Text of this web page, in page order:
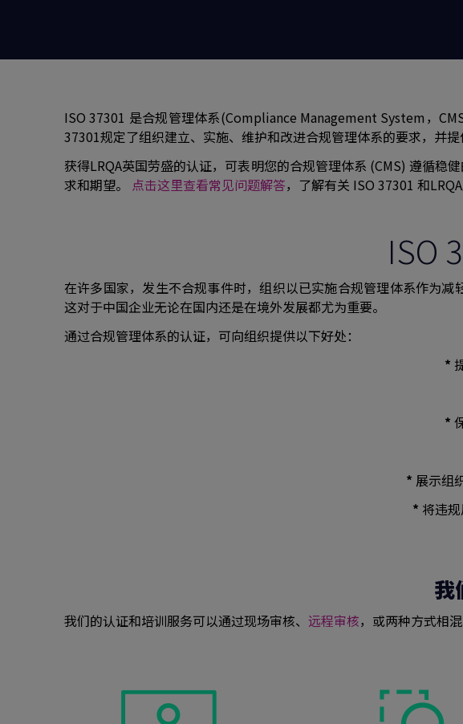
ISO 37301 是合规管理体系(Compliance Management System，
37301规定了组织建⽴、实施、维护和改进合规管理体系的要求，并
获得LRQA英国劳盛的认证，可表明您的合规管理体系 (CMS) 遵循
求和期望。 点击这里查看常见问题解答，了解有关 ISO 37301 和
ISO
在许多国家，发生不合规事件时，组织以已实施合规管理体系作为
这对于中国企业无论在国内还是在境外发展都尤为重要。
通过合规管理体系的认证，可向组织提供以下好处：
*
*
* 展示组
* 将违
我
我们的认证和培训服务可以通过现场审核、 远程审核，或两种方式相